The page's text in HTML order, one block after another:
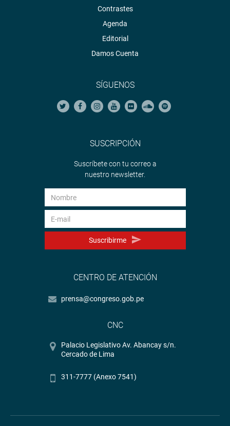
Contrastes
Agenda
Editorial
Damos Cuenta
SÍGUENOS
SUSCRIPCIÓN
Suscríbete con tu correo a
nuestro newsletter.
Suscribirme
CENTRO DE ATENCIÓN
prensa@congreso.gob.pe
CNC
Palacio Legislativo Av. Abancay s/n.
Cercado de Lima
311-7777 (Anexo 7541)